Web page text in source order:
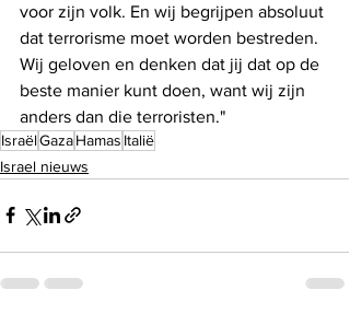
voor zijn volk. En wij begrijpen absoluut
dat terrorisme moet worden bestreden.
Wij geloven en denken dat jij dat op de
beste manier kunt doen, want wij zijn
anders dan die terroristen."
IsraëlGazaHamas Italië
Israel nieuws